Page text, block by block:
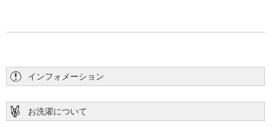
服はセパレートになっても
短肌着は一番長く使いました!
短肌着とコンビ肌着を2枚ずつ持っていますが、
乾きも良いので、毎日着ることができました!
インフォメーション
お洗濯について